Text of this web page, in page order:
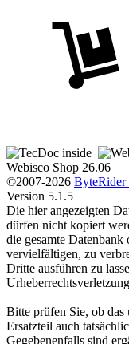
Webisco Shop 26.06
©2007-2026 ByteRider
Version 5.1.5
Die hier angezeigten
dürfen nicht kopiert
die gesamte
vervielfältigen, zu
Dritte ausführen zu
Bitte prüfen Sie, ob
Ersatzteil auch
Gegebenenfalls sind